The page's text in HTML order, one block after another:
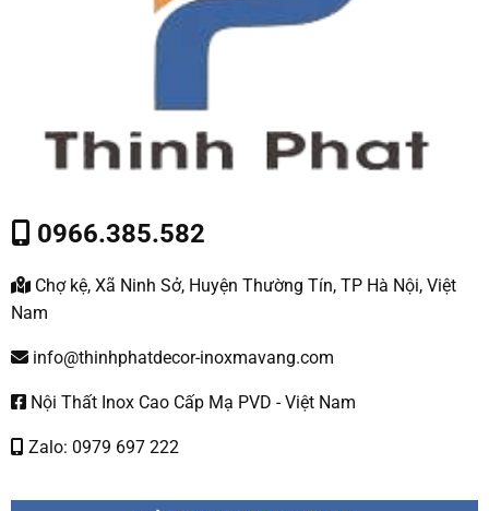
0966.385.582
Chợ kệ, Xã Ninh Sở, Huyện Thường Tín, TP Hà Nội, Việt
Nam
info@thinhphatdecor-inoxmavang.com
Nội Thất Inox Cao Cấp Mạ PVD - Việt Nam
Zalo: 0979 697 222